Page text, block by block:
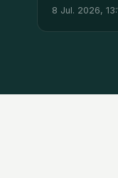
8 Jul. 2026,